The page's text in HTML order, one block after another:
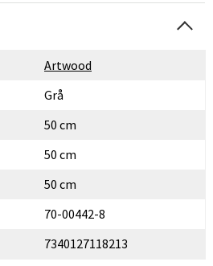
Artwood
Grå
50 cm
50 cm
50 cm
70-00442-8
7340127118213